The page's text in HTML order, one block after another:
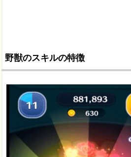
野獣のスキルの特徴